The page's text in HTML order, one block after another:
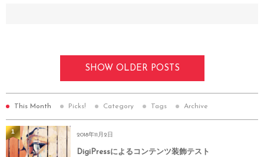
SHOW OLDER POSTS
This Month Picks! Category Tags Archive
2018年11月2日
DigiPressによるコンテンツ装飾テスト
1